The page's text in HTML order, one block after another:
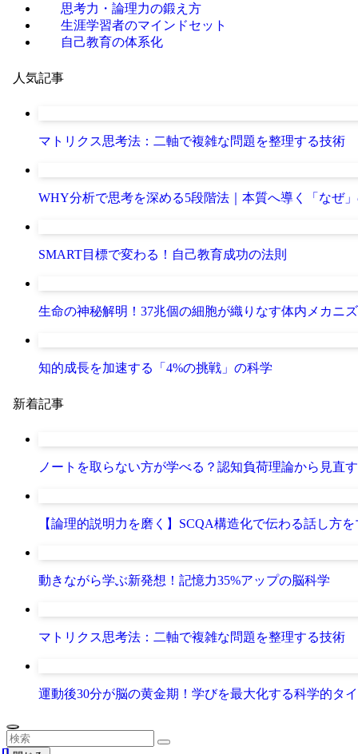
思考力・論理力の鍛え方
生涯学習者のマインドセット
自己教育の体系化
人気記事
マトリクス思考法：二軸で複雑な問題を整理する技術
WHY分析で思考を深める5段階法｜本質へ導く「なぜ
SMART目標で変わる！自己教育成功の法則
生命の神秘解明！37兆個の細胞が織りなす体内メカニ
知的成長を加速する「4%の挑戦」の科学
新着記事
ノートを取らない方が学べる？認知負荷理論から見直
【論理的説明力を磨く】SCQA構造化で伝わる話し方
動きながら学ぶ新発想！記憶力35%アップの脳科学
マトリクス思考法：二軸で複雑な問題を整理する技術
運動後30分が脳の黄金期！学びを最大化する科学的タ